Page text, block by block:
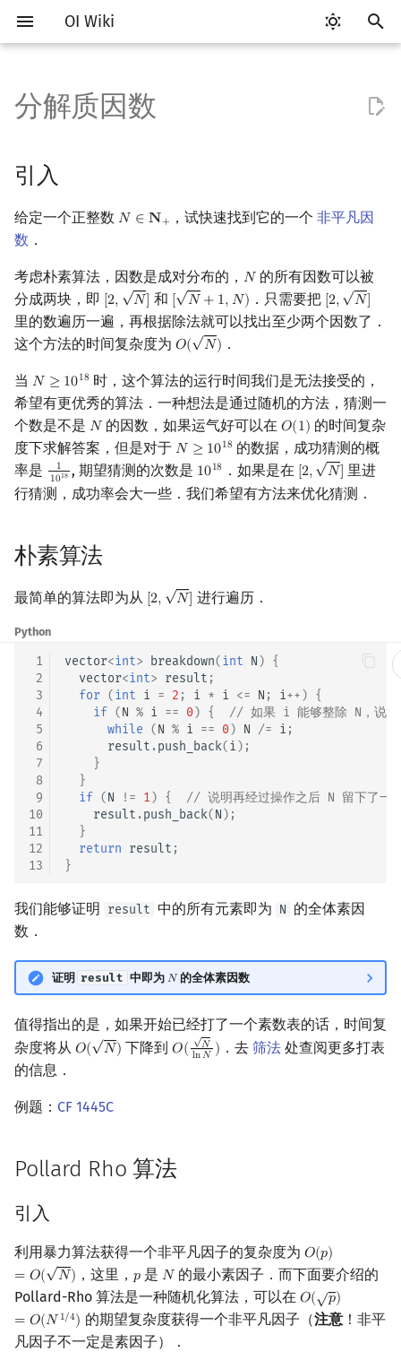
OI Wiki
在
初
化
搜
引
擎
Getting Started
关于本项目
如何参与
格式手册
数学符号表
F.A.Q.
镜像站列表
致谢
比赛相关简介
赛事
题型
学习资源
技巧
常见错误
出题
工具软件简介
代码编辑工具
VS Code
Eclipse
Kate
Dev-C++
CLion
GUIDE
CP Editor
Code::Blocks
评测工具 Cena
Lemon
命令行编译与调试
编译器
WSL (Windows 10)
Special Judge
Testlib
Generator
Interactor
OJ 工具
LaTeX 入门
语言基础简介
C++ 基础
变量
流程控制语句
函数
文件操作
C++ 标准库 STL 算法
string
值类别
引用
新版 C++ 特性
Lambda 表达式
pb_ds
C++ 与其他常用语言的区别
Pascal 转 C++ 急救
Python 速成
Java 速成
Java 进阶
算法基础简介
复杂度
枚举
递归 & 分治
贪心
排序
冒泡排序
计数排序
快速排序
归并排序
堆排序
锦标赛排序
排序相关 STL
排序应用
前缀和 & 差分
二分
构造
搜索部分简介
DFS（搜索）
BFS（搜索）
启发式搜索
A*
迭代加深搜索
IDA*
回溯法
Alpha–Beta 剪枝
优化
动态规划部分简介
动态规划基础
记忆化搜索
区间 DP
DAG 上的 DP
树形 DP
状压 DP
数位 DP
计数 DP
动态 DP
DP 套 DP
DP 优化
斜率优化
Slope Trick 优化
状态设计优化
其它 DP 方法
字符串部分简介
字符串基础
标准库
字符串哈希
字典树 (Trie)
前缀函数与 KMP 算法
Boyer–Moore 算法
Z 函数（扩展 KMP）
后缀数组 (SA)
后缀自动机 (SAM)
广义后缀自动机
后缀树
Manacher
回文树
序列自动机
最小表示法
Lyndon 分解
Main–Lorentz 算法
数字系统简介
进位制
平衡三进制
引入
朴素算法
Pollard Rho 算法
生日悖论
利用最大公约数求出一个约
实现
Floyd 判环
Brent 判环
例题：求一个数的最大素
参考资料与链接
多项式与生成函数简介
代数基本定理
快速傅里叶变换
快速沃尔什变换
Chirp Z 变换
多项式牛顿迭代
多项式多点求值|快速插值
多项式初等函数
多项式平移|连续点值平移
符号化方法
形式幂级数复合|复合逆
普通生成函数
指数生成函数
排列组合
抽屉原理
容斥原理
错位排列
卡特兰数
斯特林数
贝尔数
伯努利数
Eulerian Number
分拆数
Pólya 计数
图论计数
线性代数简介
向量
内积和外积
初等变换
行列式
线性空间
线性基
线性映射
对角化
Jordan标准型
线性规划基础
单纯形法
基本概念
群论
环论
Schreier–Sims 算法
基本概念
条件概率与独立性
随机变量
概率不等式
博弈论简介
公平组合游戏
零和游戏
插值
数值积分
高斯消元
数据结构部分简介
栈
队列
哈希表
并查集
堆
配对堆
块状数据结构
块状链表
Sqrt Tree
单调栈
ST 表
树状数组
李超线段树
区间最值操作 & 区间历史
值
划分树
二叉搜索树 & 平衡树
Splay 树
替罪羊树
Size Balanced Tree
AVL 树
红黑树
跳表
可持久化数据结构
可持久化块状数组
可持久化字典树
树套树
线段树套平衡树
分块套树状数组
K-D Tree
动态树
Euler Tour Tree
析合树
PQ 树
图论部分简介
图论相关概念
图的存储
BFS（图论）
树上问题
树的中心
最近公共祖先
树上启发式合并
虚树
树分治
树哈希
有向无环图
拓扑排序
最短路问题
k 短路
最小直径生成树
斯坦纳树
拆点
割点和桥
点/边连通度
环计数问题
最小环
2-SAT
欧拉图
哈密顿图
二分图
平面图
弦图
图的着色
最小割
上下界网络流
二分图最大权匹配
一般图最大权匹配
Prüfer 序列
矩阵树定理
LGV 引理
最大团搜索算法
支配树
计算几何部分简介
二维计算几何基础
三维计算几何基础
Pick 定理
三角剖分
凸包
扫描线
旋转卡壳
平面最近点对
随机增量法
计算几何杂项
杂项简介
离散化
双指针 整体二分
分数规划
随机化
爬山算法
悬线法
有限状态自动机
计算理论基础
约瑟夫问题
表达式求值
主元素问题
Garsia–Wachs 算法
15-puzzle
Kahan 求和
珂朵莉树/颜色段均摊
空间优化简介
RMQ
并查集应用
括号序列
分解质因数
引入
给定一个正整数 𝑁 ∈ 𝐍+
N∈N+ ，试快速找到它的一个非平凡因
数 ．
考虑朴素算法，因数是成对分布的， 𝑁
N 的所有因数可以被
分成两块，即 [2,
√
𝑁]
[2, N] 和 [
√
𝑁 + 1,𝑁)
[N+1, N) ．只需要把 [2,
√
𝑁]
[2, N]
里的数遍历一遍，再根据除法就可以找出至少两个因数了．
这个方法的时间复杂度为 𝑂(
√
𝑁)
O(N) ．
当 𝑁 ≥ 1018
N≥ 10 18
时，这个算法的运行时间我们是无法接受的，
希望有更优秀的算法．一种想法是通过随机的方法，猜测一
个数是不是 𝑁
N 的因数，如果运气好可以在𝑂(1)
O(1) 的时间复杂
度下求解答案，但是对于 𝑁 ≥ 1018
N≥ 10 18
的数据，成功猜测的概
率是
1
1018
11018
, 期望猜测的次数是 1018
1018 ．如果是在 [2,
√
𝑁]
[2, N]
里进
行猜测，成功率会大一些．我们希望有方法来优化猜测．
朴素算法
最简单的算法即为从 [2,
√
𝑁]
[2, N] 进行遍历．
Python
1
2
3
4
5
6
7
8
9
10
11
12
13
vector<int> breakdown(int N) {
vector<int> result ;
for (int i = 2 ; i * i <= N ; i++) {
if (N % i == 0) {
// 如果 i 能够整除 N，说
while (N % i == 0) N /= i ;
result .push_back(i);
}
}
if (N != 1) {
// 说明再经过操作之后 N 留下了一
result .push_back(N);
}
return result ;
}
我们能够证明 result 中的所有元素即为 N 的全体素因
数．
证明 result 中即为 𝑁
N 的全体素因数
值得指出的是，如果开始已经打了一个素数表的话，时间复
杂度将从 𝑂(
√
𝑁)
O(N) 下降到𝑂(
√
𝑁
ln𝑁 )
O(NlnN) ．去筛法 处查阅更多打表
的信息．
例题： CF 1445C
Pollard Rho 算法
引入
利用暴力算法获得一个非平凡因子的复杂度为 𝑂(𝑝)
= 𝑂(
√
𝑁)
O(p)
，这里，𝑝
p 是𝑁
N 的最小素因子．而下面要介绍的
Pollard-Rho 算法是一种随机化算法，可以在 𝑂( √𝑝)
= 𝑂(𝑁 1/4)
O(p)=O
的期望复杂度获得一个非平凡因子（注意！非平
凡因子不一定是素因子）．